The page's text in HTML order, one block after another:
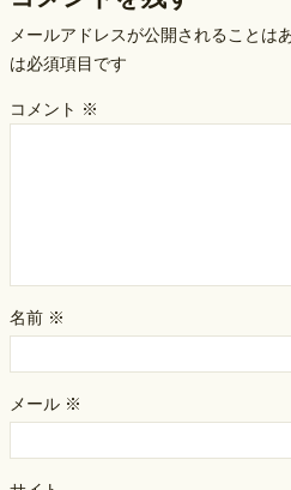
メールアドレスが公開されることは
は必須項目です
コメント ※
名前 ※
メール ※